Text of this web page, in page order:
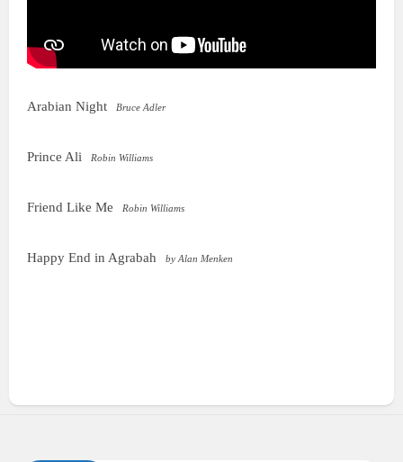
Arabian Night Bruce Adler
Prince Ali Robin Williams
Friend Like Me Robin Williams
Happy End in Agrabah by Alan Menken